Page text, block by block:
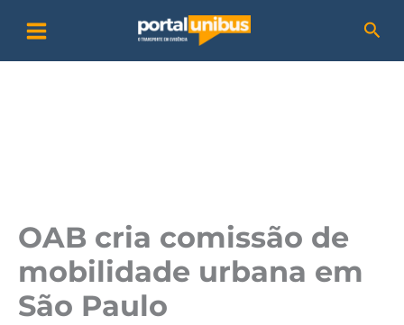
para
o
OAB cria comissão de
mobilidade urbana em
São Paulo
a